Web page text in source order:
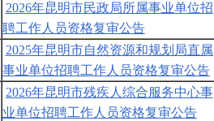
2026年昆明市民政局所属事业单位招
聘工作人员资格复审公告
2025年昆明市自然资源和规划局直属
事业单位招聘工作人员资格复审公告
2026年昆明市残疾人综合服务中心事
业单位招聘工作人员资格复审公告